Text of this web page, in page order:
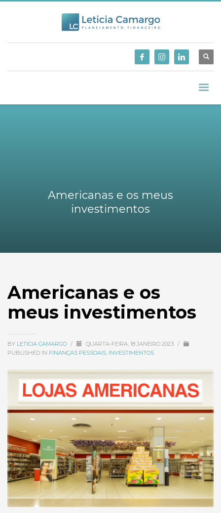
Americanas e os meus
investimentos
Americanas e os
meus investimentos
BY LETICIA CAMARGO / QUARTA-FEIRA, 18 JANEIRO 2023 /
PUBLISHED IN FINANÇAS PESSOAIS INVESTIMENTOS